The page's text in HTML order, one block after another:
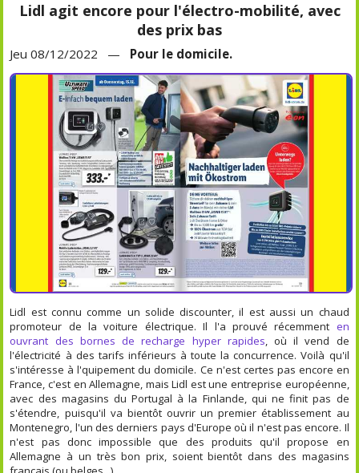
Lidl agit encore pour l'électro-mobilité, avec
des prix bas
Jeu 08/12/2022 — Pour le domicile.
Lidl est connu comme un solide discounter, il est aussi un chaud
promoteur de la voiture électrique. Il l'a prouvé récemment en
ouvrant des bornes de recharge hyper rapides, où il vend de
l'électricité à des tarifs inférieurs à toute la concurrence. Voilà qu'il
s'intéresse à l'quipement du domicile. Ce n'est certes pas encore en
France, c'est en Allemagne, mais Lidl est une entreprise européenne,
avec des magasins du Portugal à la Finlande, qui ne finit pas de
s'étendre, puisqu'il va bientôt ouvrir un premier établissement au
Montenegro, l'un des derniers pays d'Europe où il n'est pas encore. Il
n'est pas donc impossible que des produits qu'il propose en
Allemagne à un très bon prix, soient bientôt dans des magasins